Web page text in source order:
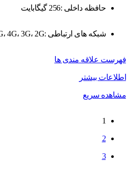
حافظه داخلی :256 گیگابایت
شبکه های ارتباطی :5G، 4G، 3G، 2G
فهرست علاقه مندی ها
اطلاعات بیشتر
مشاهده سریع
1
2
3